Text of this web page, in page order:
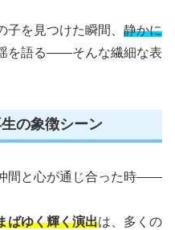
を見つけた瞬間、 静かに
を語る――そんな繊細な表
の象徴シーン
間と心が通じ合った時――
ばゆく輝く演出は、多くの